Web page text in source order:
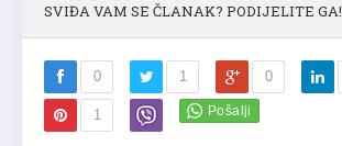
SVIĐA VAM SE ČLANAK? PODIJELITE GA!
0 1 0
1